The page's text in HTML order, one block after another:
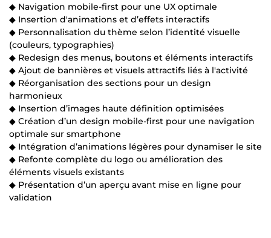
◆ Navigation mobile-first pour une UX optimale
◆ Insertion d'animations et d’effets interactifs
◆ Personnalisation du thème selon l’identité visuelle
(couleurs, typographies)
◆ Redesign des menus, boutons et éléments interactifs
◆ Ajout de bannières et visuels attractifs liés à l'activité
◆ Réorganisation des sections pour un design
harmonieux
◆ Insertion d’images haute définition optimisées
◆ Création d’un design mobile-first pour une navigation
optimale sur smartphone
◆ Intégration d’animations légères pour dynamiser le site
◆ Refonte complète du logo ou amélioration des
éléments visuels existants
◆ Présentation d’un aperçu avant mise en ligne pour
validation